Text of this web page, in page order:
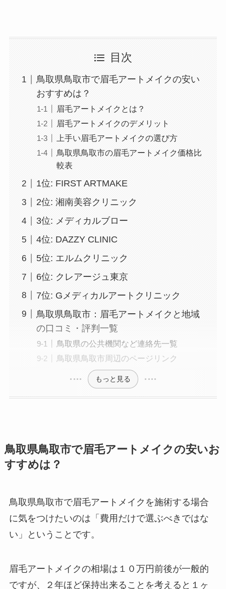
目次
鳥取県鳥取市で眉毛アートメイクの安い
おすすめは？
眉毛アートメイクとは？
眉毛アートメイクのデメリット
上手い眉毛アートメイクの選び方
鳥取県鳥取市の眉毛アートメイク価格比
較表
1位: FIRST ARTMAKE
2位: 湘南美容クリニック
3位: メディカルブロー
4位: DAZZY CLINIC
5位: エルムクリニック
6位: クレアージュ東京
7位: Gメディカルアートクリニック
鳥取県鳥取市：眉毛アートメイクと地域
の口コミ・評判一覧
鳥取県の公共機関など連絡先一覧
鳥取県鳥取市周辺のページリンク
もっと見る
鳥取県鳥取市で眉毛アートメイクの安いお
すすめは？
鳥取県鳥取市で眉毛アートメイクを施術する場合
に気をつけたいのは 「費用だけで選ぶべきではな
い」ということです。
眉毛アートメイクの相場は１０万円前後が一般的
ですが、２年ほど保持出来ることを考えると１ヶ